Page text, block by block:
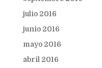
julio 2016
junio 2016
mayo 2016
abril 2016